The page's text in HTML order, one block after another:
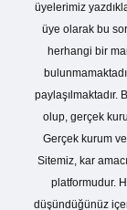
üyelerimiz
üye olarak bu
herhangi bir
paylaşılmaktadır.
olup, gerçek
Gerçek kurum
Sitemiz, kar
platformudur.
düşündüğünüz